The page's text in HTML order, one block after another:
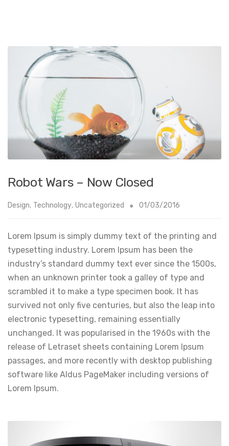
Robot Wars – Now Closed
Design, Technology, Uncategorized 01/03/2016
Lorem Ipsum is simply dummy text of the printing and
typesetting industry. Lorem Ipsum has been the
industry’s standard dummy text ever since the 1500s,
when an unknown printer took a galley of type and
scrambled it to make a type specimen book. It has
survived not only five centuries, but also the leap into
electronic typesetting, remaining essentially
unchanged. It was popularised in the 1960s with the
release of Letraset sheets containing Lorem Ipsum
passages, and more recently with desktop publishing
software like Aldus PageMaker including versions of
Lorem Ipsum.